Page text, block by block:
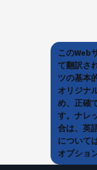
このWeb
て翻訳さ
ツの基本
オリジナ
め、正確
す。ナレ
合は、英
について
オプショ